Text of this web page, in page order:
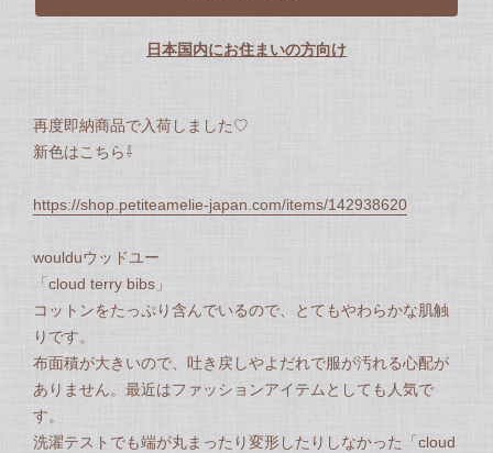
日本国内にお住まいの方向け
再度即納商品で入荷しました♡
新色はこちら⇩
https://shop.petiteamelie-japan.com/items/142938620
woulduウッドユー
「cloud terry bibs」
コットンをたっぷり含んでいるので、とてもやわらかな肌触
りです。
布面積が大きいので、吐き戻しやよだれで服が汚れる心配が
ありません。最近はファッションアイテムとしても人気で
す。
洗濯テストでも端が丸まったり変形したりしなかった「cloud